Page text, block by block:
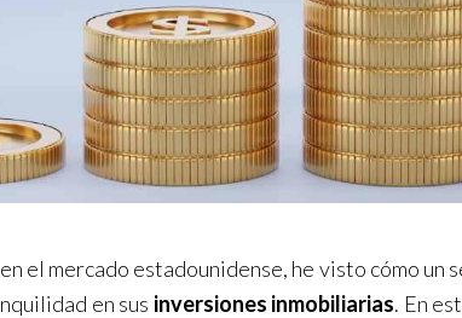
el mercado estadounidense, he visto cómo
en sus inversiones inmobiliarias. En